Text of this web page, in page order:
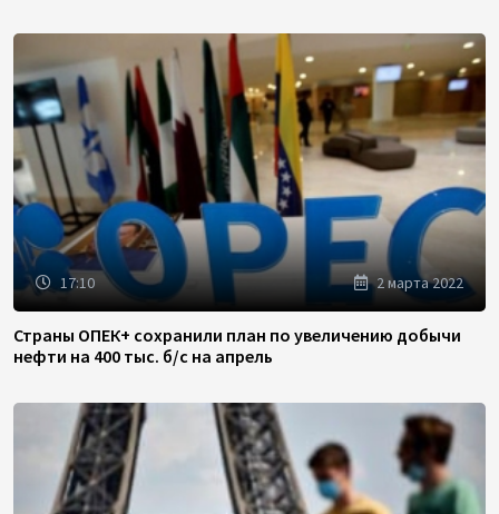
17:10 2 марта 2022
Страны ОПЕК+ сохранили план по увеличению добычи
нефти на 400 тыс. б/с на апрель